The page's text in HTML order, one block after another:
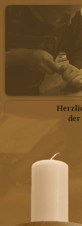
FIGÜRLICHE
individuelle Anfertigung
GESCHNITZTE
mit oder ohne
Wappen, dekorativer
SAKRALE
Kreuz, Kruzifix,
Grabkreuze,
Holzschutzmaßnahmen
BAUBEZOGENE
nach Ihrer
Firmenschilder,
individuelle Gestaltung
VERANSTALTUNGEN
Holzbildhauer-Symposium
Holzbildhauer Udo
Am Hüttenberg 20
09456 Annaberg-
der